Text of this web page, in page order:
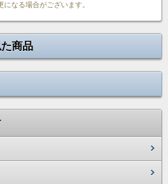
なる場合がございます。
商品